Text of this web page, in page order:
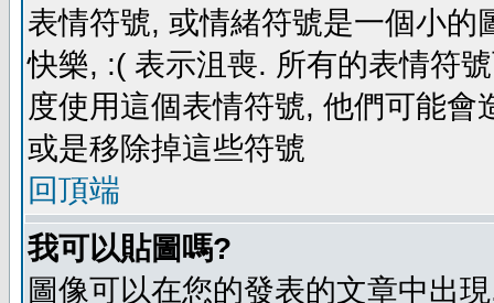
表情符號, 或情緒符號是一個小
快樂, :( 表示沮喪. 所有的表情符
度使用這個表情符號, 他們可能
或是移除掉這些符號
回頂端
我可以貼圖嗎?
圖像可以在您的發表的文章中出